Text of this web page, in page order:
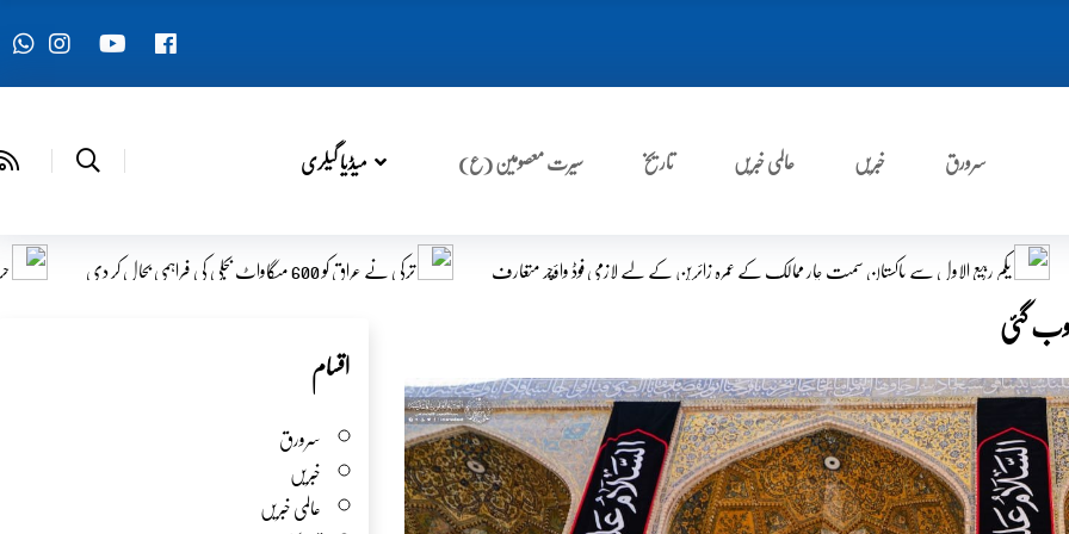
سرورق خبریں عالمی خبریں تاریخ سیرت معصومین (ع) میڈیا گیلری
چار ممالک کے عمرہ زائرین کے لیے لازمی فوڈ واؤچر متعارف ترکی نے عراق کو 600 میگاواٹ بجلی کی فراہمی بحال کر دی حرم حضرت عباسؑ نے اربعین 1448ھ میں شریک زائرین کی تعداد کا اعلان کر دیا
گئی
اقسام
سرورق
خبریں
عالمی خبریں